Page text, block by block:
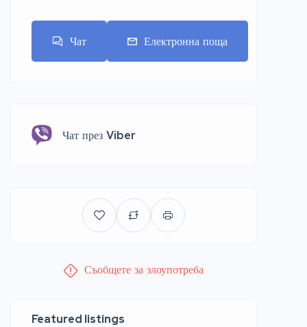
Чат Електронна поща
Чат през Viber
Съобщете за злоупотреба
Featured listings